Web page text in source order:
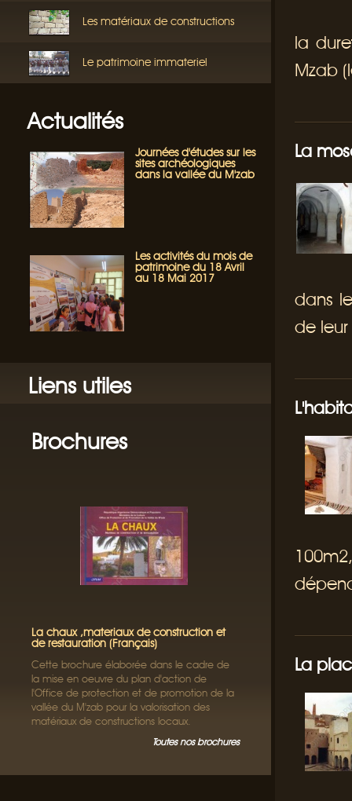
Les matériaux de constructions
Le patrimoine immateriel
Actualités
Journées d'études sur les
sites archéologiques
dans la vallée du M'zab
Les activités du mois de
patrimoine du 18 Avril
au 18 Mai 2017
Liens utiles
Brochures
La chaux ,materiaux de construction et
de restauration (Français)
Cette brochure élaborée dans le cadre de
la mise en oeuvre du plan d'action de
l'Office de protection et de promotion de la
vallée du M'zab pour la valorisation des
matériaux de constructions locaux.
Toutes nos brochures
la
Mzab
La
dans
de
La